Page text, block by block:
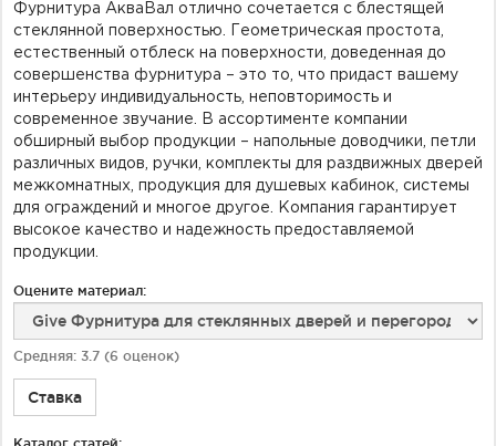
Фурнитура АкваВал отлично сочетается с блестящей
стеклянной поверхностью. Геометрическая простота,
естественный отблеск на поверхности, доведенная до
совершенства фурнитура – это то, что придаст вашему
интерьеру индивидуальность, неповторимость и
современное звучание. В ассортименте компании
обширный выбор продукции – напольные доводчики, петли
различных видов, ручки, комплекты для раздвижных дверей
межкомнатных, продукция для душевых кабинок, системы
для ограждений и многое другое. Компания гарантирует
высокое качество и надежность предоставляемой
продукции.
Оцените материал:
Средняя: 3.7 (6 оценок)
Ставка
Каталог статей: